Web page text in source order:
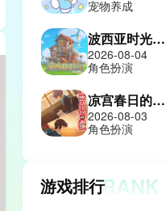
宠物养成
波西亚时光手机版
2026-08-04
角色扮演
凉宫春日的追忆
2026-08-03
角色扮演
游戏排行RANK